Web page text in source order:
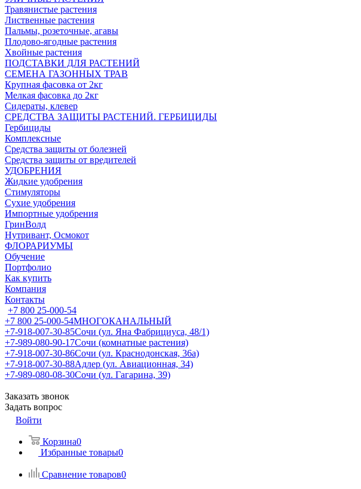
Травянистые растения
Лиственные растения
Пальмы, розеточные, агавы
Плодово-ягодные растения
Хвойные растения
ПОДСТАВКИ ДЛЯ РАСТЕНИЙ
СЕМЕНА ГАЗОННЫХ ТРАВ
Крупная фасовка от 2кг
Мелкая фасовка до 2кг
Сидераты, клевер
СРЕДСТВА ЗАЩИТЫ РАСТЕНИЙ. ГЕРБИЦИДЫ
Гербициды
Комплексные
Средства защиты от болезней
Средства защиты от вредителей
УДОБРЕНИЯ
Жидкие удобрения
Стимуляторы
Сухие удобрения
Импортные удобрения
ГринВолд
Нутривант, Осмокот
ФЛОРАРИУМЫ
Обучение
Портфолио
Как купить
Компания
Контакты
+7 800 25-000-54
+7 800 25-000-54МНОГОКАНАЛЬНЫЙ
+7-918-007-30-85Сочи (ул. Яна Фабрициуса, 48/1)
+7-989-080-90-17Сочи (комнатные растения)
+7-918-007-30-86Сочи (ул. Краснодонская, 36а)
+7-918-007-30-88Адлер (ул. Авиационная, 34)
+7-989-080-08-30Сочи (ул. Гагарина, 39)
Заказать звонок
Задать вопрос
Войти
Корзина0
Избранные товары0
Сравнение товаров0